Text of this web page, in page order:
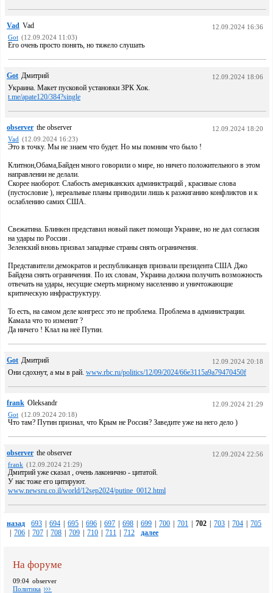
Vad Vad
12.09.2024 16:36
Got (12.09.2024 11:03)
Его очень просто понять, но тяжело слушать
Got Дмитрий 12.09.2024 18:06
Украина. Макет пусковой установки ЗРК Хок.
t.me/apate120/384?single
observer the observer
12.09.2024 18:20
Vad (12.09.2024 16:23)
Это в точку. Мы не знаем что будет. Но мы помним что было !
Клитнон,Обама,Байден много говорили о мире, но ничего положительного в этом
направлении не делали.
Скорее наоборот. Слабость американских администраций , красивые слова
(пустословие ), нереальные планы приводили лишь к разжиганию конфликтов и к
ослаблению самих США.
Свежатина. Блинкен представил новый пакет помощи Украине, но не дал согласия
на удары по России .
Зеленский вновь призвал западные страны снять ограничения.
Представители демократов и республиканцев призвали президента США Джо
Байдена снять ограничения. По их словам, Украина должна получить возможность
отвечать на удары, несущие смерть мирному населению и уничтожающие
критическую инфраструктуру.
То есть, на самом деле конгресс это не проблема. Проблема в администрации.
Камала что то изменит ?
Да ничего ! Клал на неё Путин.
Got Дмитрий 12.09.2024 20:18
Они сдохнут, а мы в рай. www.rbc.ru/politics/12/09/2024/66e3115a9a79470450f
frank Oleksandr
12.09.2024 21:29
Got (12.09.2024 20:18)
Что там? Путин признал, что Крым не Россия? Заведите уже на него дело )
observer the observer
12.09.2024 22:56
frank (12.09.2024 21:29)
Дмитрий уже сказал , очень лаконично - цитатой.
У нас тоже его цитируют.
www.newsru.co.il/world/12sep2024/putine_0012.html
назад 693 694 695 696 697 698 699 700 701 702 703 704
705
706 707 708 709 710 711 712 далее
На форуме
09:04 observer
Политика